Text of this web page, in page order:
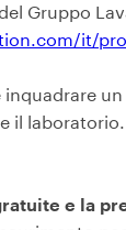
Gruppo
it/
il laboratorio.
e la